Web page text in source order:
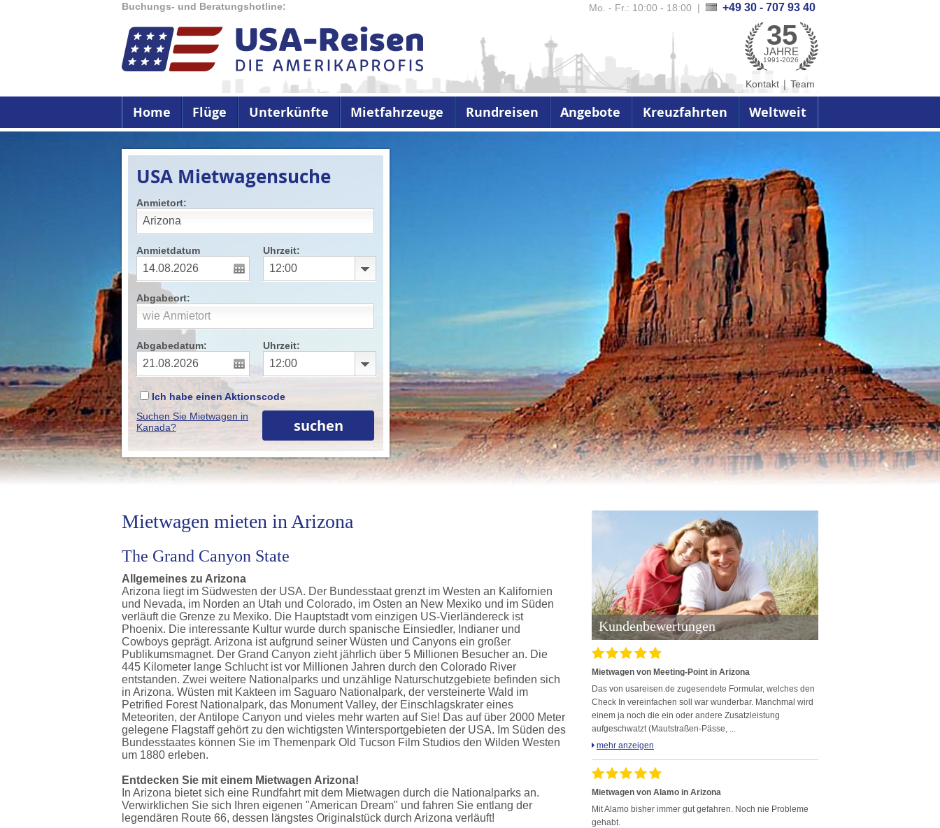
Buchungs- und Beratungshotline: Mo. - Fr.: 10:00 - 18:00 | +49 30 - 707 93 40
35
JAHRE
1991-2026
Kontakt | Team
Home Flüge Unterkünfte Mietfahrzeuge Rundreisen Angebote Kreuzfahrten Weltweit
USA Mietwagensuche
Anmietort:
Anmietdatum Uhrzeit:
Abgabeort:
Abgabedatum: Uhrzeit:
Ich habe einen Aktionscode
Suchen Sie Mietwagen in
Kanada?
Mietwagen mieten in Arizona
The Grand Canyon State
Allgemeines zu Arizona
Arizona liegt im Südwesten der USA. Der Bundesstaat grenzt im Westen an Kalifornien
und Nevada, im Norden an Utah und Colorado, im Osten an New Mexiko und im Süden
verläuft die Grenze zu Mexiko. Die Hauptstadt vom einzigen US-Vierländereck ist
Phoenix. Die interessante Kultur wurde durch spanische Einsiedler, Indianer und
Cowboys geprägt. Arizona ist aufgrund seiner Wüsten und Canyons ein großer
Publikumsmagnet. Der Grand Canyon zieht jährlich über 5 Millionen Besucher an. Die
445 Kilometer lange Schlucht ist vor Millionen Jahren durch den Colorado River
entstanden. Zwei weitere Nationalparks und unzählige Naturschutzgebiete befinden sich
in Arizona. Wüsten mit Kakteen im Saguaro Nationalpark, der versteinerte Wald im
Petrified Forest Nationalpark, das Monument Valley, der Einschlagskrater eines
Meteoriten, der Antilope Canyon und vieles mehr warten auf Sie! Das auf über 2000 Meter
gelegene Flagstaff gehört zu den wichtigsten Wintersportgebieten der USA. Im Süden des
Bundesstaates können Sie im Themenpark Old Tucson Film Studios den Wilden Westen
um 1880 erleben.
Entdecken Sie mit einem Mietwagen Arizona!
In Arizona bietet sich eine Rundfahrt mit dem Mietwagen durch die Nationalparks an.
Verwirklichen Sie sich Ihren eigenen "American Dream" und fahren Sie entlang der
legendären Route 66, dessen längstes Originalstück durch Arizona verläuft!
Mietwagen von Meeting-Point in Arizona
Das von usareisen.de zugesendete Formular, welches den
Check In vereinfachen soll war wunderbar. Manchmal wird
einem ja noch die ein oder andere Zusatzleistung
aufgeschwatzt (Mautstraßen-Pässe, ...
mehr anzeigen
Mietwagen von Alamo in Arizona
Mit Alamo bisher immer gut gefahren. Noch nie Probleme
gehabt.